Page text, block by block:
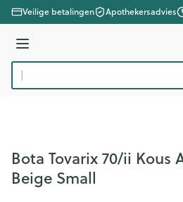
Ga naar de inhoud
Veilige betalingen Apothekersadvies
Menu
Product, merk, categorie...
Bota Tovarix 70/ii Kous
Beige Small